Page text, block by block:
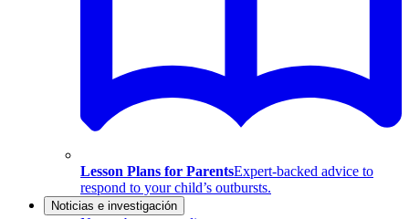
Lesson Plans for ParentsExpert-backed advice to
respond to your child’s outbursts.
Noticias e investigación